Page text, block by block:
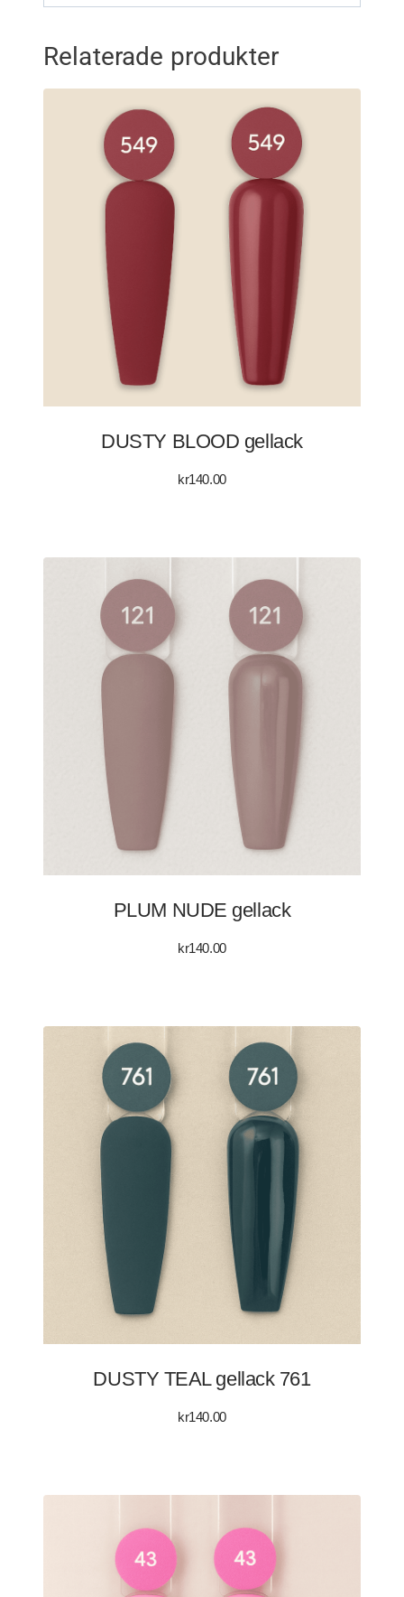
Relaterade produkter
DUSTY BLOOD gellack
kr140.00
PLUM NUDE gellack
kr140.00
DUSTY TEAL gellack 761
kr140.00